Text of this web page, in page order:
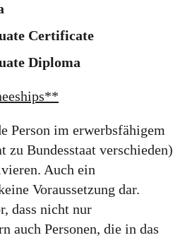
Certificate
Diploma
Person im erwerbsfähigem
zu Bundesstaat verschieden)
Auch ein
Voraussetzung dar.
dass nicht nur
auch Personen, die in das